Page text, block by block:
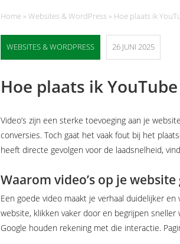
Home» Websites & WordPress» Hoe plaats ik
WEBSITES & WORDPRESS 26 JUNI 2025
Hoe plaats ik
Video’s zijn een sterke toevoeging aan je
conversies. Toch gaat het vaak fout bij het
heeft directe gevolgen voor de laadsnelheid,
Waarom video’s op je
Een goede video maakt je verhaal duidelijker
website, klikken vaker door en begrijpen
Google houden rekening met die interactie.